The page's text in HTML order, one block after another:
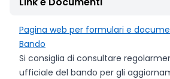
Pagina web per formulari e
Bando
Si consiglia di consultare
ufficiale del bando per gli